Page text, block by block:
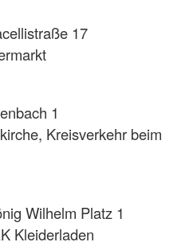
17
1
Kreisverkehr beim
Wilhelm Platz 1
Kleiderladen